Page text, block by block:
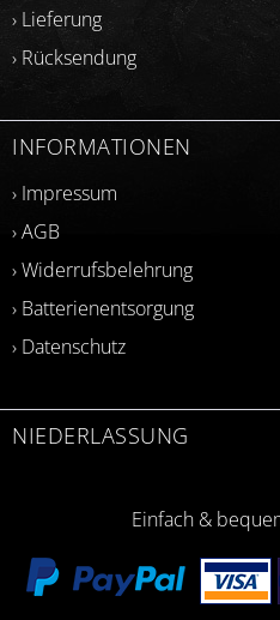
› Lieferung
› Rücksendung
INFORMATIONEN
› Impressum
› AGB
› Widerrufsbelehrung
› Batterienentsorgung
› Datenschutz
NIEDERLASSUNG
Einfach &